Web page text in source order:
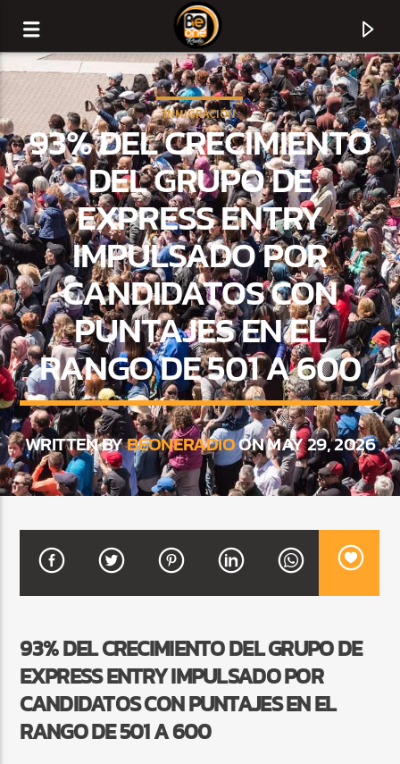
CURRENT TRACK
TITLE
ARTIST
CURRENT SHOW
BALADAS Y VALLENATO
INMIGRACIÓN
93% DEL CRECIMIENTO
DEL GRUPO DE
EXPRESS ENTRY
IMPULSADO POR
CANDIDATOS CON
PUNTAJES EN EL
RANGO DE 501 A 600
WRITTEN BYBEONERADIOON MAY 29, 2026
93% DEL CRECIMIENTO DEL GRUPO DE
EXPRESS ENTRY IMPULSADO POR
CANDIDATOS CON PUNTAJES EN EL
RANGO DE 501 A 600